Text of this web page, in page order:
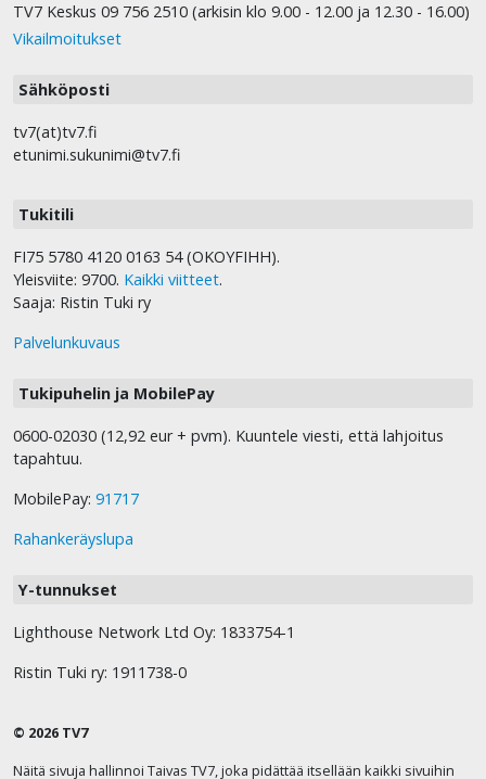
TV7 Keskus 09 756 2510 (arkisin klo 9.00 - 12.00 ja 12.30 - 16.00)
Vikailmoitukset
Sähköposti
tv7(at)tv7.fi
etunimi.sukunimi@tv7.fi
Tukitili
FI75 5780 4120 0163 54 (OKOYFIHH).
Yleisviite: 9700. Kaikki viitteet.
Saaja: Ristin Tuki ry
Palvelunkuvaus
Tukipuhelin ja MobilePay
0600-02030 (12,92 eur + pvm). Kuuntele viesti, että lahjoitus
tapahtuu.
MobilePay: 91717
Rahankeräyslupa
Y-tunnukset
Lighthouse Network Ltd Oy: 1833754-1
Ristin Tuki ry: 1911738-0
© 2026 TV7
Näitä sivuja hallinnoi Taivas TV7, joka pidättää itsellään kaikki sivuihin